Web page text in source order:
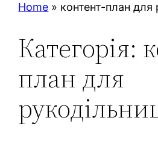
Home » контент-план для
Категорія:
план для